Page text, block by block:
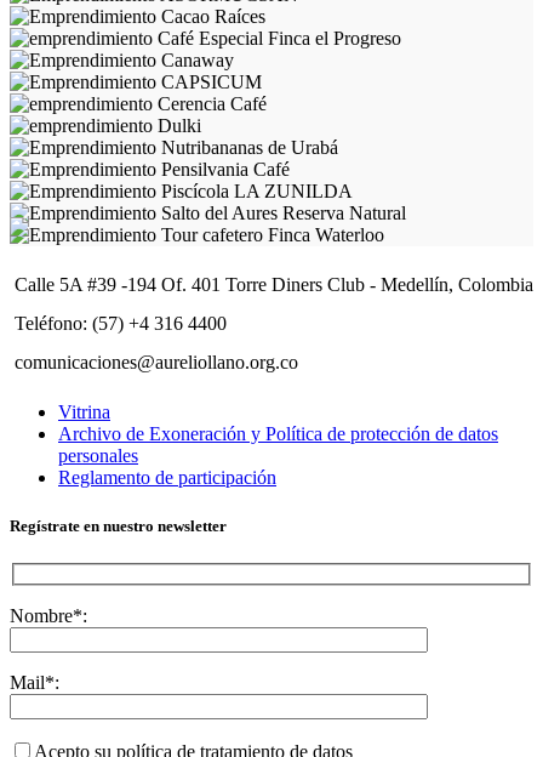
Calle 5A #39 -194 Of. 401 Torre Diners Club - Medellín, Colombia
Teléfono: (57) +4 316 4400
comunicaciones@aureliollano.org.co
Vitrina
Archivo de Exoneración y Política de protección de datos
personales
Reglamento de participación
Regístrate en nuestro newsletter
Nombre*:
Mail*:
Acepto su política de tratamiento de datos